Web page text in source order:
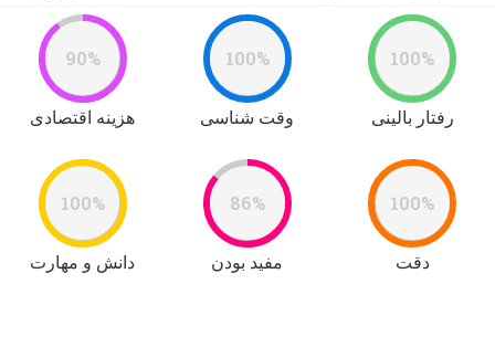
100%
دقت
86%
مفید بودن
100%
دانش و مهارت
100%
رفتار بالینی
100%
وقت شناسی
90%
هزینه اقتصادی